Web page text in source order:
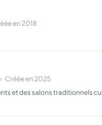
en 2018
Créée en 2025
et des salons traditionnels